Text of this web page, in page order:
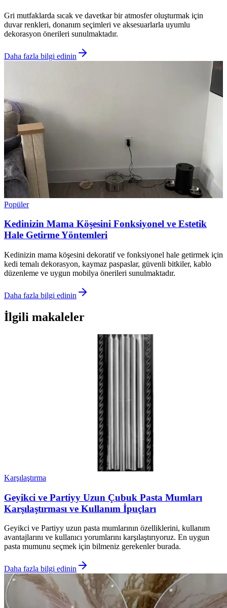
Gri mutfaklarda sıcak ve davetkar bir atmosfer oluşturmak için
duvar renkleri, donanım seçimleri ve aksesuarlarla uyumlu
dekorasyon önerileri sunulmaktadır.
Daha fazla bilgi edinin
Popüler
Kedinizin Mama Köşesini Fonksiyonel ve Estetik
Hale Getirme Yöntemleri
Kedinizin mama köşesini dekoratif ve fonksiyonel hale getirmek için
kedi temalı dekorasyon, kaymaz paspaslar, güvenli bitkiler, kablo
düzenleme ve uygun mobilya önerileri sunulmaktadır.
Daha fazla bilgi edinin
İlgili makaleler
Karşılaştırma
Geyikci ve Partiyy Uzun Çubuk Pasta Mumları
Karşılaştırması ve Kullanım İpuçları
Geyikci ve Partiyy uzun pasta mumlarının özelliklerini, kullanım
avantajlarını ve kullanıcı yorumlarını karşılaştırıyoruz. En uygun
pasta mumunu seçmek için bilmeniz gerekenler burada.
Daha fazla bilgi edinin